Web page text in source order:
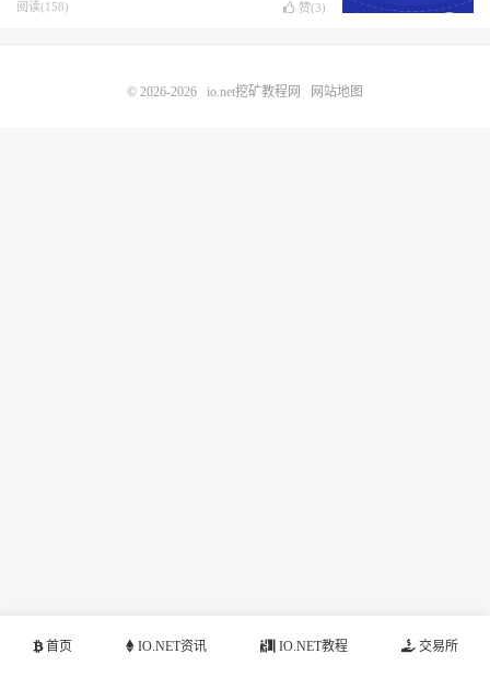
阅读(158) 赞(3)
首页 IO.NET资讯 IO.NET教程 交易所
© 2026-2026 io.net挖矿教程网 网站地图